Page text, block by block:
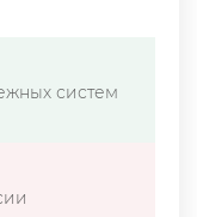
систем